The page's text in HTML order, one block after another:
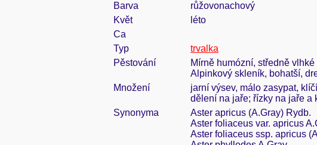
Barva
růžovonachový
Květ
léto
Ca
Typ
trvalka
Pěstování
Mírně humózní, středně
Alpinkový skleník, bohatší,
Množení
jarní výsev, málo zasypat,
dělení na jaře; řízky na jaře a
Synonyma
Aster apricus (A.Gray) Rydb.
Aster foliaceus var. apricus
Aster foliaceus ssp. apricus